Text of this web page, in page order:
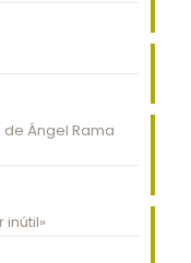
Ángel Rama